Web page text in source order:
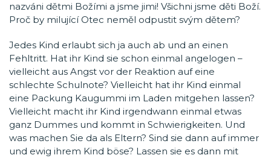
nazváni dětmi Božími a jsme jimi! Všichni jsme děti Boží.
Proč by milující Otec neměl odpustit svým dětem?
Jedes Kind erlaubt sich ja auch ab und an einen
Fehltritt. Hat ihr Kind sie schon einmal angelogen –
vielleicht aus Angst vor der Reaktion auf eine
schlechte Schulnote? Vielleicht hat ihr Kind einmal
eine Packung Kaugummi im Laden mitgehen lassen?
Vielleicht macht ihr Kind irgendwann einmal etwas
ganz Dummes und kommt in Schwierigkeiten. Und
was machen Sie da als Eltern? Sind sie dann auf immer
und ewig ihrem Kind böse? Lassen sie es dann mit